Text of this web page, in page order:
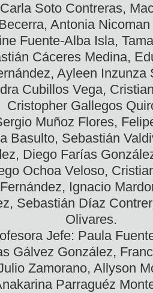
Soto Contreras,
Antonia
Fuente-Alba Isla,
Cáceres Medina,
Ayleen Inzunza
Cubillos Vega,
Cristopher Gallegos
Muñoz Flores,
Basulto, Sebastián
Diego Farías
Ochoa Veloso,
Ignacio
Sebastián Díaz
Olivares.
Jefe: Paula
Gálvez González,
Zamorano, Allyson
Parraguéz